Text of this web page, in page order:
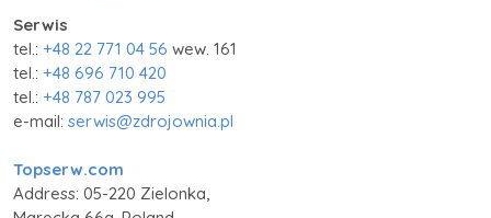
Serwis
tel.: +48 22 771 04 56 wew. 161
tel.: +48 696 710 420
tel.: +48 787 023 995
e-mail: serwis@zdrojownia.pl
Topserw.com
Address: 05-220 Zielonka,